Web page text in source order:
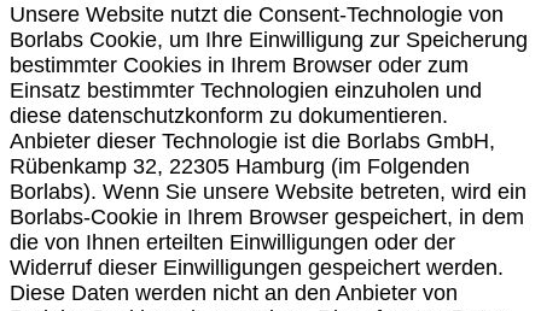
Unsere Website nutzt die Consent-Technologie von
Borlabs Cookie, um Ihre Einwilligung zur Speicherung
bestimmter Cookies in Ihrem Browser oder zum
Einsatz bestimmter Technologien einzuholen und
diese datenschutzkonform zu dokumentieren.
Anbieter dieser Technologie ist die Borlabs GmbH,
Rübenkamp 32, 22305 Hamburg (im Folgenden
Borlabs). Wenn Sie unsere Website betreten, wird ein
Borlabs-Cookie in Ihrem Browser gespeichert, in dem
die von Ihnen erteilten Einwilligungen oder der
Widerruf dieser Einwilligungen gespeichert werden.
Diese Daten werden nicht an den Anbieter von